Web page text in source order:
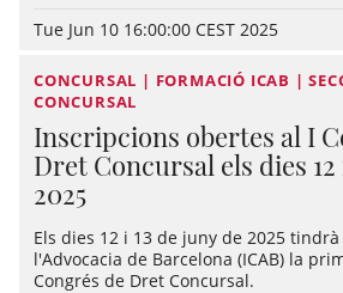
Tue Jun 10 16:00:00 CEST 2025
CONCURSAL | FORMACIÓ ICAB |
CONCURSAL
Inscripcions obertes al I
Dret Concursal els dies 12
2025
Els dies 12 i 13 de juny de 2025 tindrà
l'Advocacia de Barcelona (ICAB) la
Congrés de Dret Concursal.